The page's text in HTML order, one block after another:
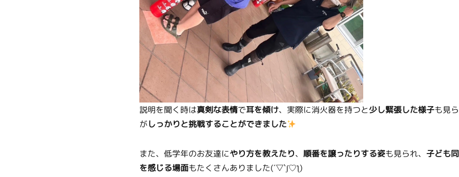
説明を聞く時は真剣な表情で耳を傾け、実際に消火器を持つと少し緊張した様子も見
がしっかりと挑戦することができました
また、低学年のお友達にやり方を教えたり、 順番を譲ったりする姿も見られ、 子ども
を感じる場面もたくさんありました(´▽`ʃ♡ƪ)